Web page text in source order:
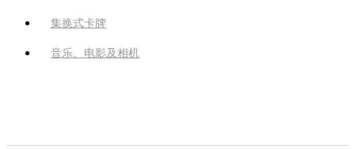
集换式卡牌
音乐、电影及相机